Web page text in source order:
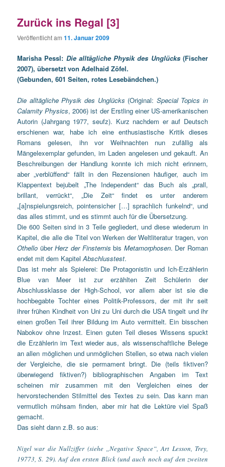
Zurück ins Regal [3]
Veröffentlicht am11. Januar 2009
Marisha Pessl: Die alltägliche Physik des Unglücks(Fischer
2007), übersetzt von Adelhaid Zöfel.
(Gebunden, 601 Seiten, rotes Lesebändchen.)
Die alltägliche Physik des Unglücks (Original: Special Topics in
Calamity Physics, 2006) ist der Erstling einer US-amerikanischen
Autorin (Jahrgang 1977, seufz). Kurz nachdem er auf Deutsch
erschienen war, habe ich eine enthusiastische Kritik dieses
Romans gelesen, ihn vor Weihnachten nun zufällig als
Mängelexemplar gefunden, im Laden angelesen und gekauft. An
Beschreibungen der Handlung konnte ich mich nicht erinnern,
aber „verblüffend“ fällt in den Rezensionen häufiger, auch im
Klappentext bejubelt „The Independent“ das Buch als „prall,
brillant, verrückt“, „Die Zeit“ findet es unter anderem
„[a]nspielungsreich, pointensicher […] sprachlich funkelnd“, und
das alles stimmt, und es stimmt auch für die Übersetzung.
Die 600 Seiten sind in 3 Teile gegliedert, und diese wiederum in
Kapitel, die alle die Titel von Werken der Weltliteratur tragen, von
Othello überHerz der Finsternis bis Metamorphosen. Der Roman
endet mit dem KapitelAbschlusstest.
Das ist mehr als Spielerei: Die Protagonistin und Ich-Erzählerin
Blue van Meer ist zur erzählten Zeit Schülerin der
Abschlussklasse der High-School, vor allem aber ist sie die
hochbegabte Tochter eines Politik-Professors, der mit ihr seit
ihrer frühen Kindheit von Uni zu Uni durch die USA tingelt und ihr
einen großen Teil ihrer Bildung im Auto vermittelt. Ein bisschen
Nabokov ohne Inzest. Einen guten Teil dieses Wissens spuckt
die Erzählerin im Text wieder aus, als wissenschaftliche Belege
an allen möglichen und unmöglichen Stellen, so etwa nach vielen
der Vergleiche, die sie permament bringt. Die (teils fiktiven?
überwiegend fiktiven?) bibliographischen Angaben im Text
scheinen mir zusammen mit den Vergleichen eines der
hervorstechenden Stilmittel des Textes zu sein. Das kann man
vermutlich mühsam finden, aber mir hat die Lektüre viel Spaß
gemacht.
Das sieht dann z.B. so aus:
Nigel war die Nullziffer (siehe „Negative Space“,Art Lesson , Trey,
19773, S. 29). Auf den ersten Blick (und auch noch auf den zweiten